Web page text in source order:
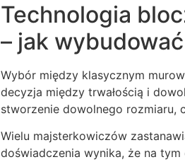
Technologia
– jak
Wybór między klasycznym
decyzja między trwałością i
stworzenie dowolnego rozmiaru,
Wielu majsterkowiczów
doświadczenia wynika, że na